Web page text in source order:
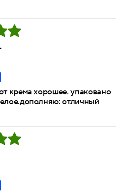
крема хорошее. упаковано
отличный